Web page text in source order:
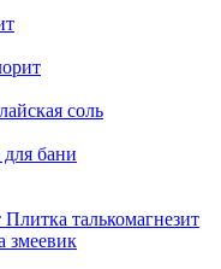
соль
для бани
Плитка талькомагнезит
змеевик